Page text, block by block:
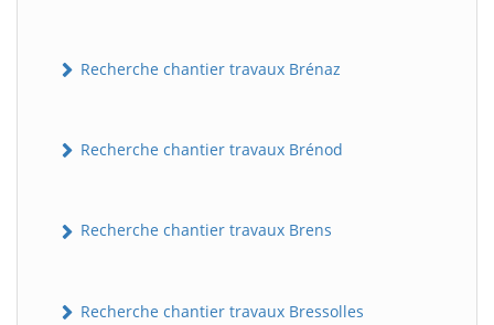
Recherche chantier travaux Brénaz
Recherche chantier travaux Brénod
Recherche chantier travaux Brens
Recherche chantier travaux Bressolles